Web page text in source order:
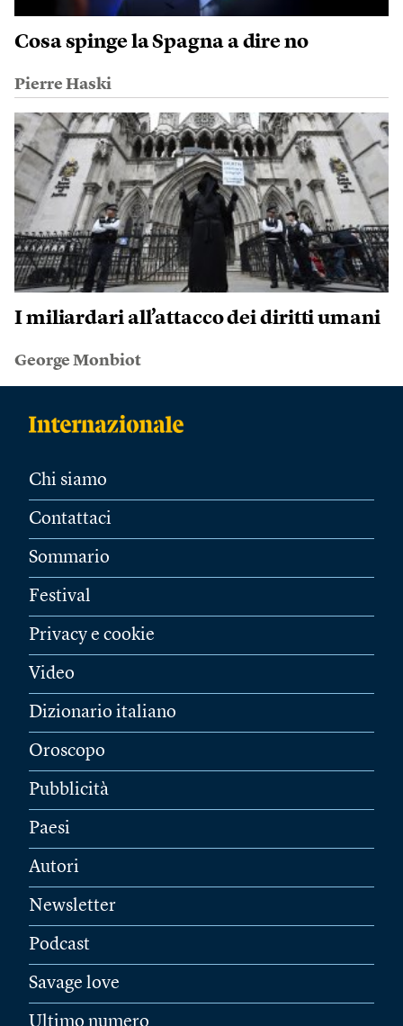
Cosa spinge la Spagna a dire no
Pierre Haski
I miliardari all’attacco dei diritti umani
George Monbiot
Chi siamo
Contattaci
Sommario
Festival
Privacy e cookie
Video
Dizionario italiano
Oroscopo
Pubblicità
Paesi
Autori
Newsletter
Podcast
Savage love
Ultimo numero